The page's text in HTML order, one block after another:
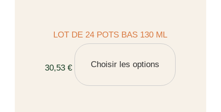
LOT DE 24 POTS BAS 130 ML
30,53 € Choisir les options